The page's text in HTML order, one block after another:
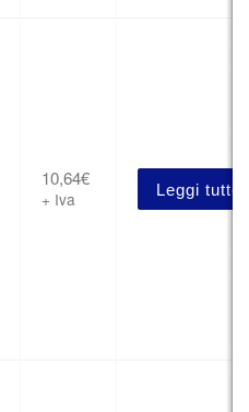
10,64€
+ Iva Leggi tutto